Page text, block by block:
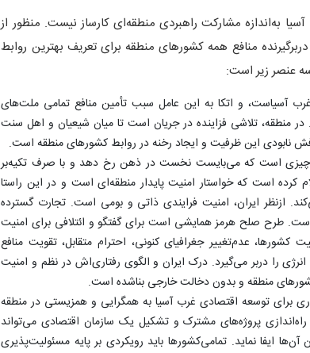
به‌اندازه مشارکت راهبردی منطقه‌ای کارساز نیست. منظور از
منافع همه کشورهای منطقه برای تعریف بهترین روابط
عنصر زیر است:
آسیاست، و اتکا به این عامل سبب تأمین منافع تمامی ملت‌های
تلاشی فزاینده در جریان است تا میان شیعیان و اهل سنت
نابودی این ظرفیت و ایجاد رخنه در روابط کشورهای منطقه است.
چیزی است که می‌بایست نخست در ذهن رخ دهد و با صرف تکیه‌بر
است که خواستار امنیت پایدار منطقه‌ای است و در این راستا
ازنظر ایران، امنیت فرایندی ذاتی و بومی است. تجارت گسترده
طرح صلح هرمز همایشی است برای گفتگو و ائتلافی برای امنیت
عدم‌تغییر جغرافیای کنونی، احترام متقابل، تقویت منافع
را دربر می‌گیرد. درک ایران و الگوی رفتاری‌اش در نظم و امنیت
منطقه و بدون دخالت خارجی بناشده است.
برای توسعه اقتصادی غرب آسیا به همگرایی و همزیستی در منطقه
راه‌اندازی پروژه‌های مشترک و تشکیل یک سازمان اقتصادی می‌تواند
ایفا نماید. تمامی‌کشورها باید رویکردی بر پایه مسئولیت‌پذیری